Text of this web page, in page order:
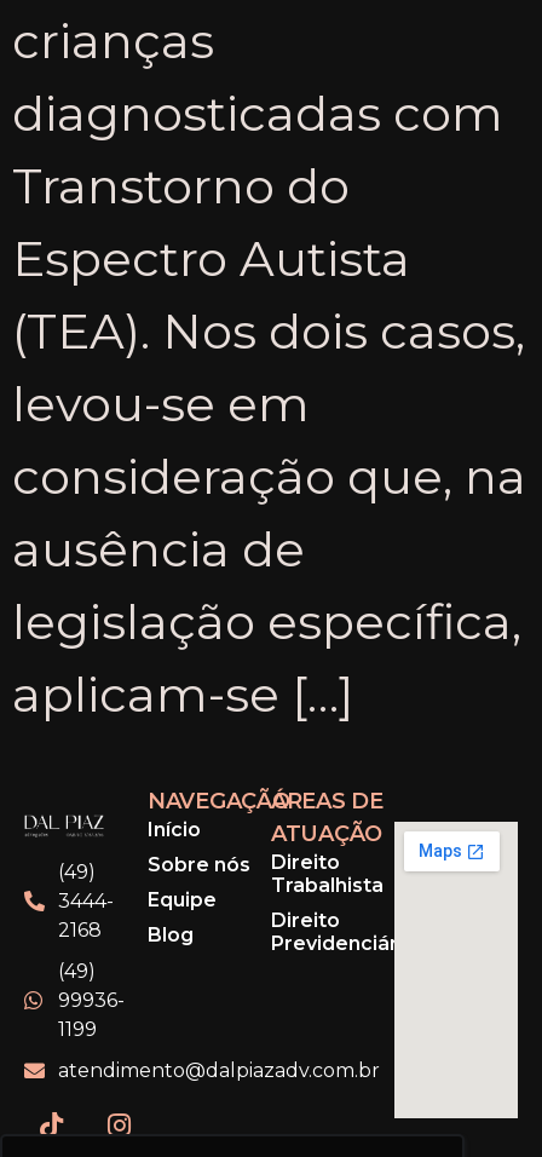
crianças
diagnosticadas com
Transtorno do
Espectro Autista
(TEA). Nos dois casos,
levou-se em
consideração que, na
ausência de
legislação específica,
aplicam-se […]
(49)
3444-
2168
(49)
99936-
1199
atendimento@dalpiazadv.com.br
NAVEGAÇÃO
Início
Sobre nós
Equipe
Blog
ÁREAS DE
ATUAÇÃO
Direito
Trabalhista
Direito
Previdenciário